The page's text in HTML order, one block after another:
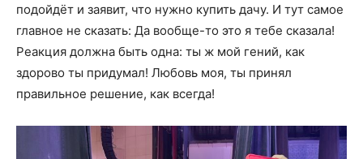
подойдёт и заявит, что нужно купить дачу. И тут самое
главное не сказать: Да вообще-то это я тебе сказала!
Реакция должна быть одна: ты ж мой гений, как
здорово ты придумал! Любовь моя, ты принял
правильное решение, как всегда!